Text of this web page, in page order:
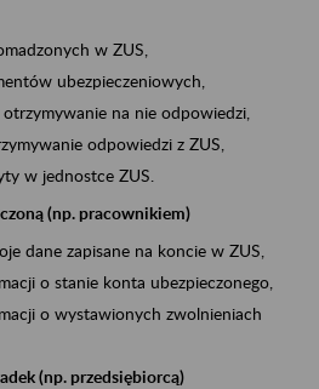
w ZUS,
ubezpieczeniowych,
na nie odpowiedzi,
odpowiedzi z ZUS,
w jednostce ZUS.
(np. pracownikiem)
dane zapisane na koncie w ZUS,
o stanie konta ubezpieczonego,
o wystawionych zwolnieniach
(np. przedsiębiorcą)